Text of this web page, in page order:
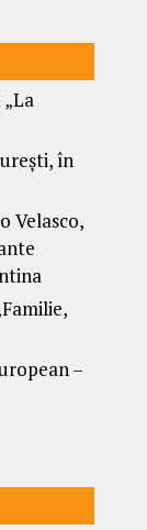
în
Velasco,
–